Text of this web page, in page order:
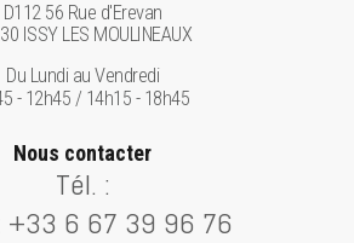
D112 56 Rue d'Erevan
ISSY LES MOULINEAUX
Du Lundi au Vendredi
- 12h45 / 14h15 - 18h45
Nous contacter
Tél. :
+33 6 67 39 96 76